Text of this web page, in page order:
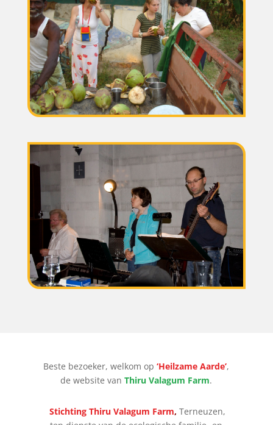
Beste bezoeker, welkom op‘Heilzame Aarde’,
de website vanThiru Valagum Farm.
Stichting Thiru Valagum Farm,Terneuzen,